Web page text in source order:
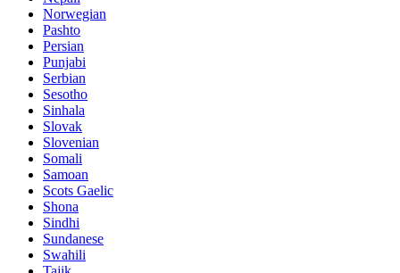
Norwegian
Pashto
Persian
Punjabi
Serbian
Sesotho
Sinhala
Slovak
Slovenian
Somali
Samoan
Scots Gaelic
Shona
Sindhi
Sundanese
Swahili